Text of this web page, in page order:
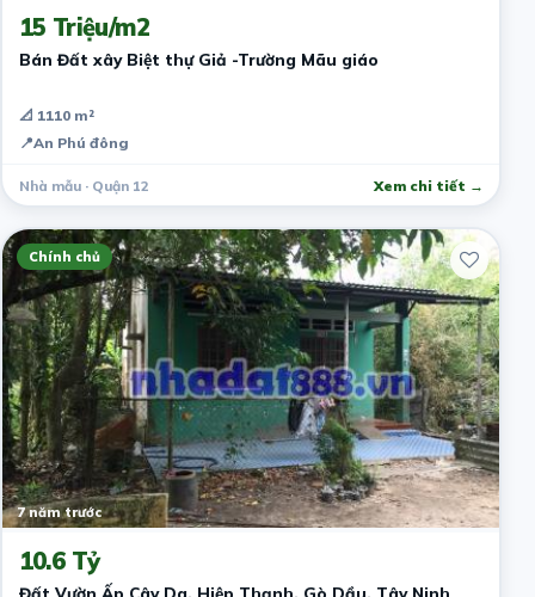
15 Triệu/m2
Bán Đất xây Biệt thự Giả -Trường Mãu giáo
📐 1110 m²
📍An Phú đông
Nhà mẫu · Quận 12 Xem chi tiết →
Chính chủ
7 năm trước
10.6 Tỷ
Đất Vườn Ấp Cây Da, Hiệp Thạnh, Gò Dầu, Tây Ninh